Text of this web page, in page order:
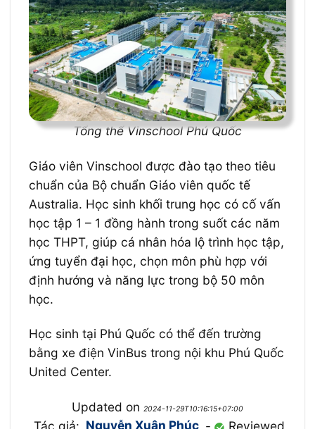
Tổng thể Vinschool Phú Quốc
Giáo viên Vinschool được đào tạo theo tiêu
chuẩn của Bộ chuẩn Giáo viên quốc tế
Australia. Học sinh khối trung học có cố vấn
học tập 1 – 1 đồng hành trong suốt các năm
học THPT, giúp cá nhân hóa lộ trình học tập,
ứng tuyển đại học, chọn môn phù hợp với
định hướng và năng lực trong bộ 50 môn
học.
Học sinh tại Phú Quốc có thể đến trường
bằng xe điện VinBus trong nội khu Phú Quốc
United Center.
Updated on 2024-11-29T10:16:15+07:00
Tác giả: Nguyễn Xuân Phúc -
Reviewed